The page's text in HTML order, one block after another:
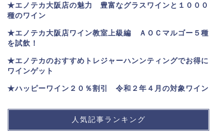
★エノテカ大阪店の魅力 豊富なグラスワインと１０００
種のワイン
★エノテカ大阪店ワイン教室上級編 ＡＯＣマルゴー５種
を試飲！
★エノテカのおすすめトレジャーハンンティングでお得に
ワインゲット
★ハッピーワイン２０％割引 令和２年４月の対象ワイン
人気記事ランキング